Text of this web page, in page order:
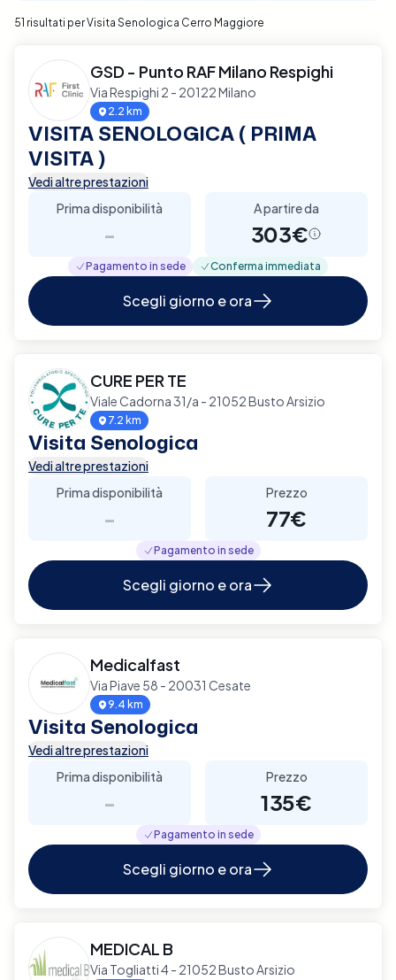
51 risultati per Visita Senologica Cerro Maggiore
GSD - Punto RAF Milano Respighi
Via Respighi 2 - 20122 Milano
2.2 km
VISITA SENOLOGICA ( PRIMA
VISITA )
Vedi altre prestazioni
Prima disponibilità
-
A partire da
303€
Pagamento in sede Conferma immediata
Scegli giorno e ora
CURE PER TE
Viale Cadorna 31/a - 21052 Busto Arsizio
7.2 km
Visita Senologica
Vedi altre prestazioni
Prima disponibilità
-
Prezzo
77€
Pagamento in sede
Scegli giorno e ora
Medicalfast
Via Piave 58 - 20031 Cesate
9.4 km
Visita Senologica
Vedi altre prestazioni
Prima disponibilità
-
Prezzo
135€
Pagamento in sede
Scegli giorno e ora
MEDICAL B
Via Togliatti 4 - 21052 Busto Arsizio